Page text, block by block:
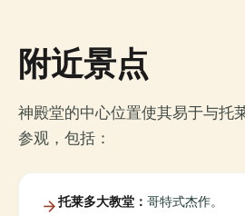
附近景点
神殿堂的中心位置使其易于与托
参观，包括：
托莱多大教堂： 哥特式杰作。